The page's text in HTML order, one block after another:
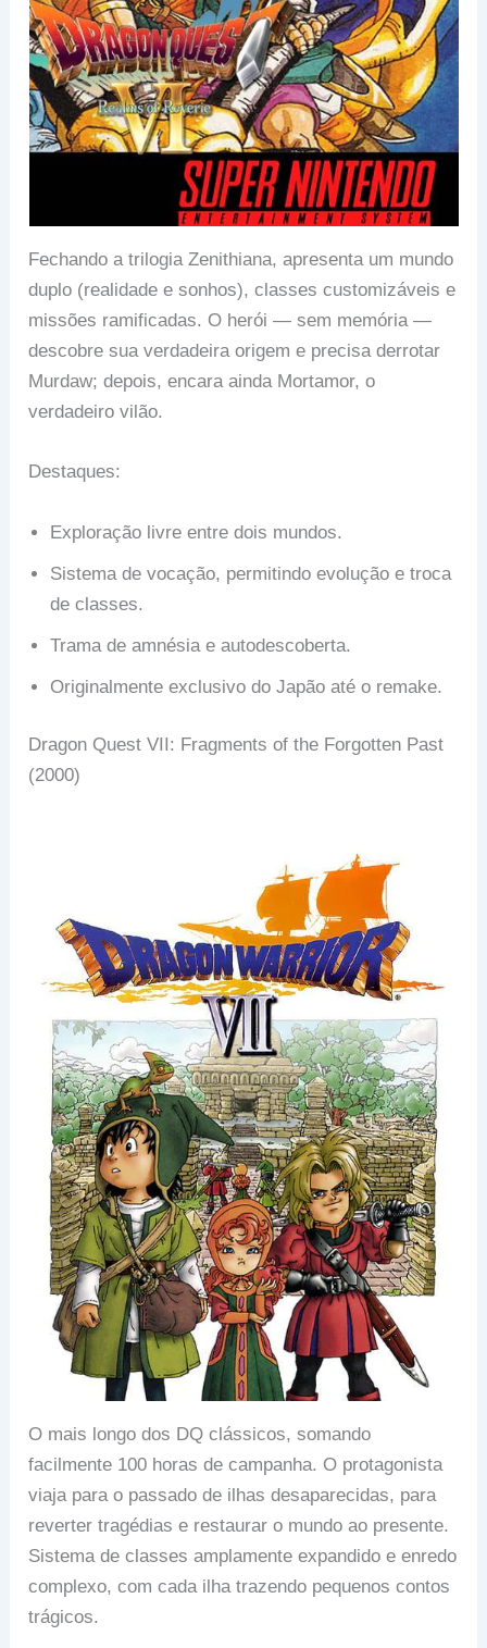
Fechando a trilogia Zenithiana, apresenta um mundo
duplo (realidade e sonhos), classes customizáveis e
missões ramificadas. O herói — sem memória —
descobre sua verdadeira origem e precisa derrotar
Murdaw; depois, encara ainda Mortamor, o
verdadeiro vilão.
Destaques:
Exploração livre entre dois mundos.
Sistema de vocação, permitindo evolução e troca
de classes.
Trama de amnésia e autodescoberta.
Originalmente exclusivo do Japão até o remake.
Dragon Quest VII: Fragments of the Forgotten Past
(2000)
O mais longo dos DQ clássicos, somando
facilmente 100 horas de campanha. O protagonista
viaja para o passado de ilhas desaparecidas, para
reverter tragédias e restaurar o mundo ao presente.
Sistema de classes amplamente expandido e enredo
complexo, com cada ilha trazendo pequenos contos
trágicos.